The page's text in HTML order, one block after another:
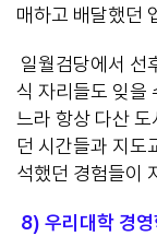
매하고 배달했던
일월검당에서 선
식 자리들도 잊을
느라 항상 다산
던 시간들과 지도
석했던 경험들이
8) 우리대학 경